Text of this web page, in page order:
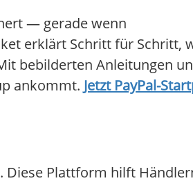
— gerade wenn
erklärt Schritt für Schritt,
bebilderten Anleitungen
ankommt. Jetzt PayPal-
. Diese Plattform hilft